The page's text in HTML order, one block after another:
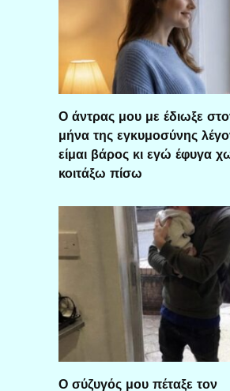
Ο άντρας μου με έδιωξε
μήνα της εγκυμοσύνης
είμαι βάρος κι εγώ έφυγα
κοιτάξω πίσω
Ο σύζυγός μου πέταξε τον